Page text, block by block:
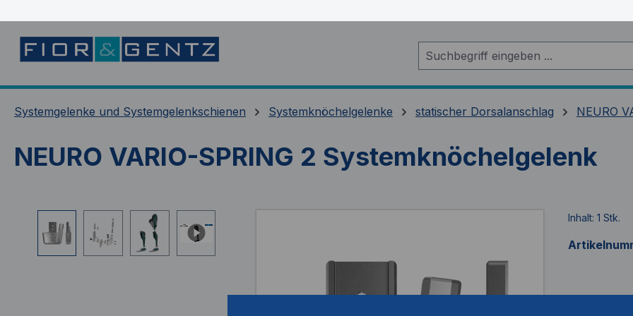
Systemgelenke und Systemgelenkschienen Systemknöchelgelenke statischer Dorsalanschlag NEURO
NEURO VARIO-SPRING 2 Systemknöchelgelenk
Bildergalerie überspringen Inhalt: 1 Stk.